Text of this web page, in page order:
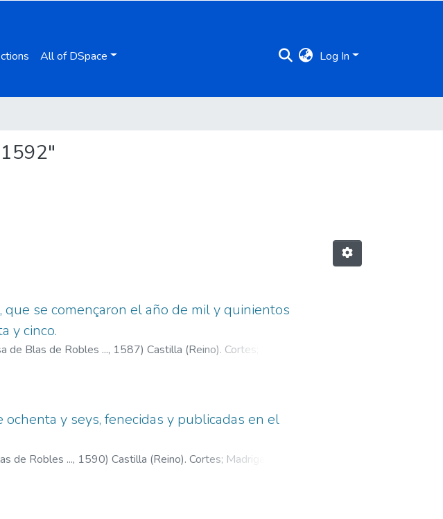
All of DSpace Log In
se començaron el año de mil y quinientos
y cinco.
de Blas de Robles ..., 1587) Castilla (Reino). Cortes
y seys, fenecidas y publicadas en el
de Robles ..., 1590) Castilla (Reino). Cortes; Madrigal,